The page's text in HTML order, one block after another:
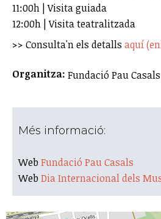
11:00h | Visita guiada
12:00h | Visita teatralitzada
>> Consulta'n els detalls aquí
Organitza: Fundació Pau Casals
Més informació:
Web Fundació Pau Casals
Web Dia Internacional dels